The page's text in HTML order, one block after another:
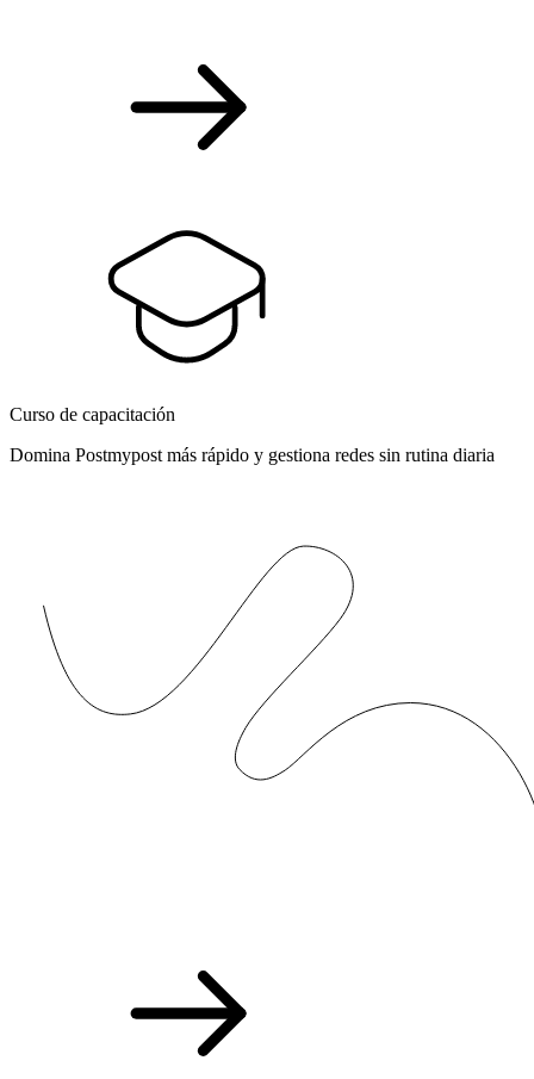
Curso de capacitación
Domina Postmypost más rápido y gestiona redes sin rutina diaria